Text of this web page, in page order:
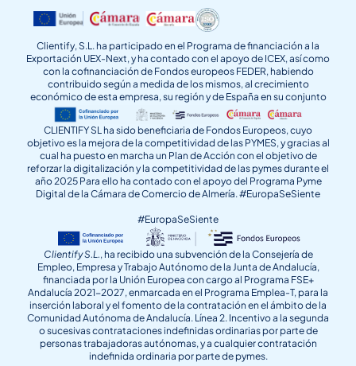
Clientify, S.L. ha participado en el Programa de financiación a la
Exportación UEX-Next, y ha contado con el apoyo de ICEX, así como
con la cofinanciación de Fondos europeos FEDER, habiendo
contribuido según a medida de los mismos, al crecimiento
económico de esta empresa, su región y de España en su conjunto
CLIENTIFY SL ha sido beneficiaria de Fondos Europeos, cuyo
objetivo es la mejora de la competitividad de las PYMES, y gracias al
cual ha puesto en marcha un Plan de Acción con el objetivo de
reforzar la digitalización y la competitividad de las pymes durante el
año 2025 Para ello ha contado con el apoyo del Programa Pyme
Digital de la Cámara de Comercio de Almería. #EuropaSeSiente
#EuropaSeSiente
Clientify S.L., ha recibido una subvención de la Consejería de
Empleo, Empresa y Trabajo Autónomo de la Junta de Andalucía,
financiada por la Unión Europea con cargo al Programa FSE+
Andalucía 2021-2027, enmarcada en el Programa Emplea-T, para la
inserción laboral y el fomento de la contratación en el ámbito de la
Comunidad Autónoma de Andalucía. Línea 2. Incentivo a la segunda
o sucesivas contrataciones indefinidas ordinarias por parte de
personas trabajadoras autónomas, y a cualquier contratación
indefinida ordinaria por parte de pymes.